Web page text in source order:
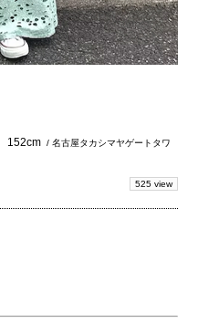
152cm / 名古屋タカシマヤゲートタワ
525 view